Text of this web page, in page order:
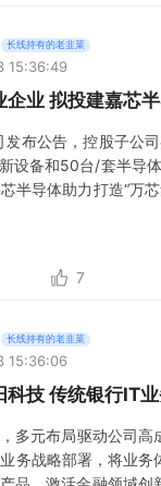
长线持有的老韭菜
15:36:49
业 拟投建嘉芯
公告，控股子公司
设备和50台/套半
半导体助力打造“万
新。我们认为，公司
7
长线持有的老韭菜
15:36:06
科技 传统银行IT
多元布局驱动公司高
务战略部署，将业